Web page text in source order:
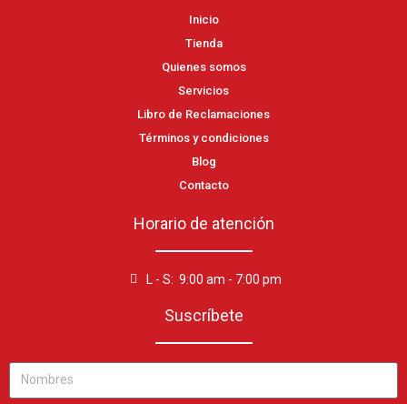
Inicio
Tienda
Quienes somos
Servicios
Libro de Reclamaciones
Términos y condiciones
Blog
Contacto
Horario de atención
L - S: 9:00 am - 7:00 pm
Suscríbete